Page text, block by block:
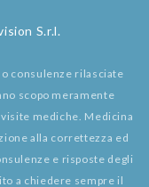
S.r.l.
consulenze rilasciate
scopo meramente
mediche. Medicina
alla correttezza ed
e risposte degli
a chiedere sempre il